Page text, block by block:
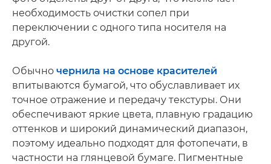
необходимость очистки сопел при
переключении с одного типа носителя на
другой.
Обычно чернила на основе красителей
впитываются бумагой, что обуславливает их
точное отражение и передачу текстуры. Они
обеспечивают яркие цвета, плавную градацию
оттенков и широкий динамический диапазон,
поэтому идеально подходят для фотопечати, в
частности на глянцевой бумаге. Пигментные